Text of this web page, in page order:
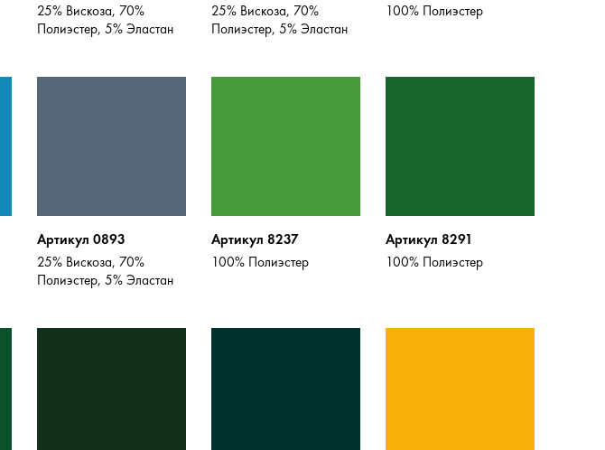
25% Вискоза, 70%
Полиэстер, 5% Эластан
25% Вискоза, 70%
Полиэстер, 5% Эластан
100% Полиэстер
Артикул 0893
25% Вискоза, 70%
Полиэстер, 5% Эластан
Артикул 8237
100% Полиэстер
Артикул 8291
100% Полиэстер